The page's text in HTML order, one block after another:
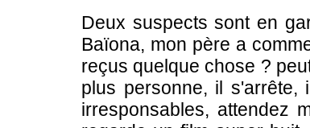
Deux suspects sont en
Baïona, mon père a
reçus quelque chose ?
plus personne, il s'arrête,
irresponsables, attendez